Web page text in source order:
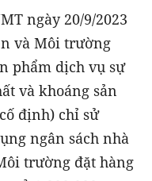
ngày 20/9/2023
và Môi trường
phẩm dịch vụ sự
và khoáng sản
định) chỉ sử
ngân sách nhà
trường đặt hàng